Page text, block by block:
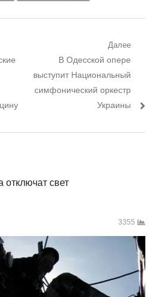
Далее
Следующий
пост:
В Одесской опере
выступит Национальный
симфонический оркестр
Украины
отключат свет
3355